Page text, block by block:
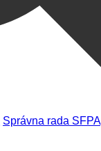
Správna rada SFPA